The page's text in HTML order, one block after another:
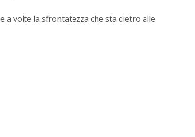
a volte la sfrontatezza che sta dietro alle